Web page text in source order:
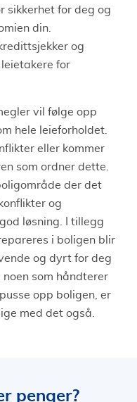
sikkerhet for deg og
din.
og
for
vil følge opp
hele leieforholdet.
eller kommer
som ordner dette.
der det
og
løsning. I tillegg
i boligen blir
og dyrt for deg
som håndterer
opp boligen, er
med det også.
penger?